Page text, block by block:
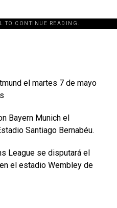
TO CONTINUE READING.
el martes 7 de mayo
Bayern Munich el
Santiago Bernabéu.
League se disputará el
el estadio Wembley de